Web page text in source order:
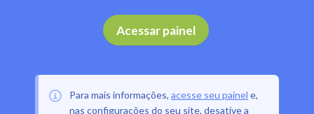
Acessar painel .
Para mais informações, acesse seu painel e,
nas configurações do seu site, desative a